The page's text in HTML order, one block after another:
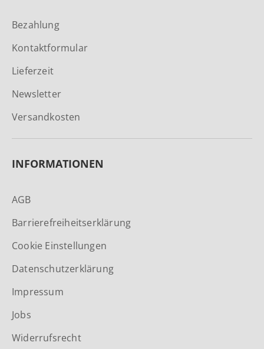
Bezahlung
Kontaktformular
Lieferzeit
Newsletter
Versandkosten
INFORMATIONEN
AGB
Barrierefreiheitserklärung
Cookie Einstellungen
Datenschutzerklärung
Impressum
Jobs
Widerrufsrecht